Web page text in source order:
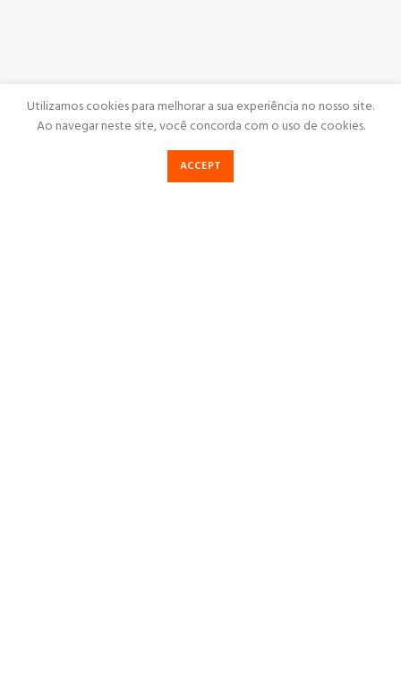
Utilizamos cookies para melhorar a sua experiência no nosso site.
Ao navegar neste site, você concorda com o uso de cookies.
ACCEPT